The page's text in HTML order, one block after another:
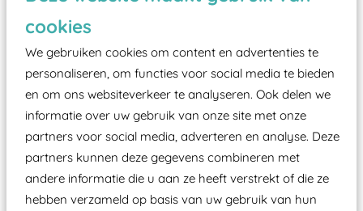
cookies
We gebruiken cookies om content en advertenties te
personaliseren, om functies voor social media te bieden
en om ons websiteverkeer te analyseren. Ook delen we
informatie over uw gebruik van onze site met onze
partners voor social media, adverteren en analyse. Deze
partners kunnen deze gegevens combineren met
andere informatie die u aan ze heeft verstrekt of die ze
hebben verzameld op basis van uw gebruik van hun
Elk speeltoestel in de openbare ruimte voorzien
moet zijn van een typekeuring, -plaatje en
certificering, uitgegeven door een Nederlands
aangewezen keuringsinstantie?
Wij ook speeltoestellen kunnen laten keuren zodat
ze toch binnen het Warenwetbesluit Attractie- en
Speeltoestellen vallen?